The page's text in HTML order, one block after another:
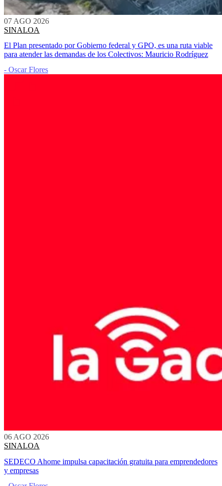
07 AGO 2026
SINALOA
El Plan presentado por Gobierno federal y GPO, es una ruta viable
para atender las demandas de los Colectivos: Mauricio Rodríguez
- Oscar Flores
06 AGO 2026
SINALOA
SEDECO Ahome impulsa capacitación gratuita para emprendedores
y empresas